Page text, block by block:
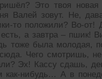
Это твоя новая
Валей зовут. Не,
то положили? Во-
а завтра – пшик!
тоже была молодая,
сюда. Чего смотришь,
Эх! Кассу сдашь,
как-нибудь… А в